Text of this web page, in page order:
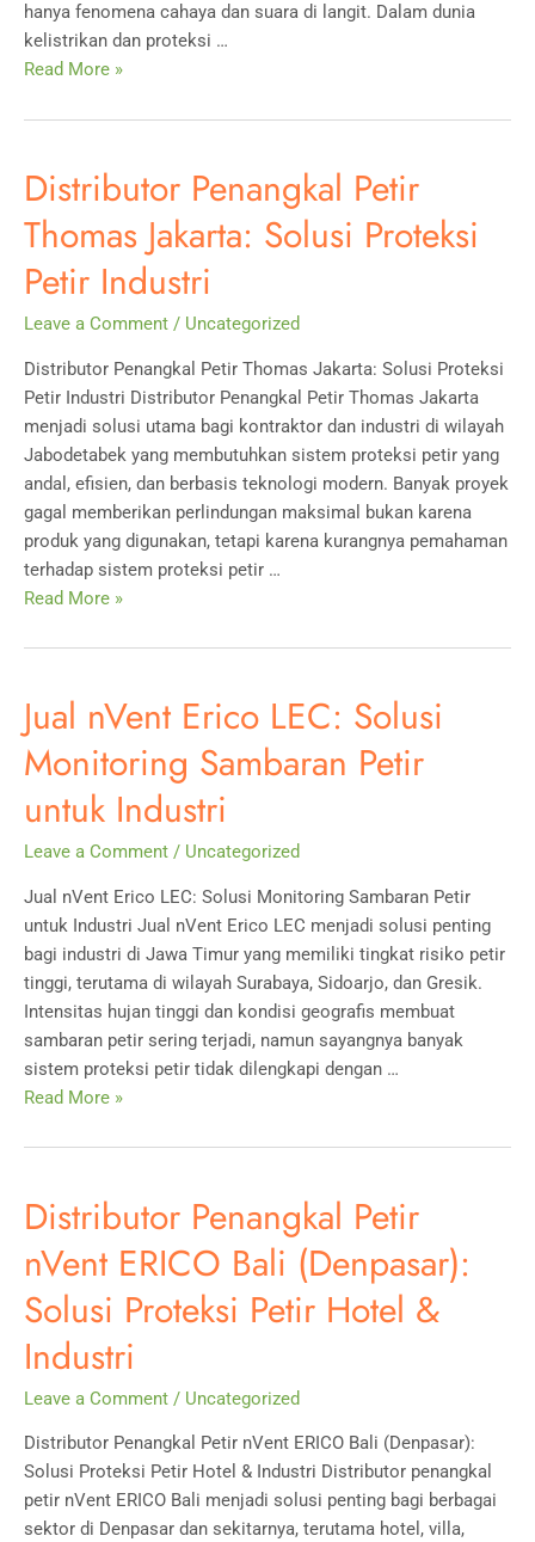
hanya fenomena cahaya dan suara di langit. Dalam dunia
kelistrikan dan proteksi …
Teori
Petir:
Terjadinya
Parameter
Arus,
dan
Risiko
Read More »
Distributor Penangkal Petir
Thomas Jakarta: Solusi Proteksi
Petir Industri
Leave a Comment / Uncategorized
Distributor Penangkal Petir Thomas Jakarta: Solusi Proteksi
Petir Industri Distributor Penangkal Petir Thomas Jakarta
menjadi solusi utama bagi kontraktor dan industri di wilayah
Jabodetabek yang membutuhkan sistem proteksi petir yang
andal, efisien, dan berbasis teknologi modern. Banyak proyek
gagal memberikan perlindungan maksimal bukan karena
produk yang digunakan, tetapi karena kurangnya pemahaman
terhadap sistem proteksi petir …
Distributor
Petir
Jakarta:
Solusi
Proteksi
Industri
Read More »
Jual nVent Erico LEC: Solusi
Monitoring Sambaran Petir
untuk Industri
Leave a Comment / Uncategorized
Jual nVent Erico LEC: Solusi Monitoring Sambaran Petir
untuk Industri Jual nVent Erico LEC menjadi solusi penting
bagi industri di Jawa Timur yang memiliki tingkat risiko petir
tinggi, terutama di wilayah Surabaya, Sidoarjo, dan Gresik.
Intensitas hujan tinggi dan kondisi geografis membuat
sambaran petir sering terjadi, namun sayangnya banyak
sistem proteksi petir tidak dilengkapi dengan …
Jual
Erico
Solusi
Sambaran
Petir
untuk
Industri
Read More »
Distributor Penangkal Petir
nVent ERICO Bali (Denpasar):
Solusi Proteksi Petir Hotel &
Industri
Leave a Comment / Uncategorized
Distributor Penangkal Petir nVent ERICO Bali (Denpasar):
Solusi Proteksi Petir Hotel & Industri Distributor penangkal
petir nVent ERICO Bali menjadi solusi penting bagi berbagai
sektor di Denpasar dan sekitarnya, terutama hotel, villa,